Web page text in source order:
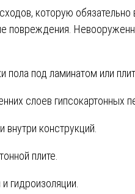
которую
повреждения.
пола под ламинатом или
слоев гипсокартонных
внутри конструкций.
плите.
гидроизоляции.